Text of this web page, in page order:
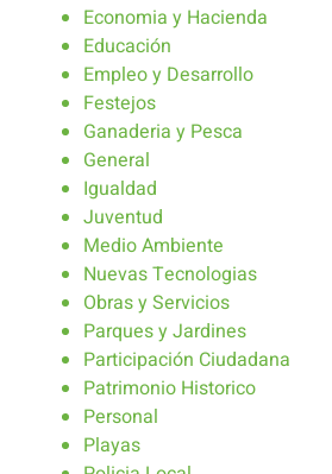
Economia y Hacienda
Educación
Empleo y Desarrollo
Festejos
Ganaderia y Pesca
General
Igualdad
Juventud
Medio Ambiente
Nuevas Tecnologias
Obras y Servicios
Parques y Jardines
Participación Ciudadana
Patrimonio Historico
Personal
Playas